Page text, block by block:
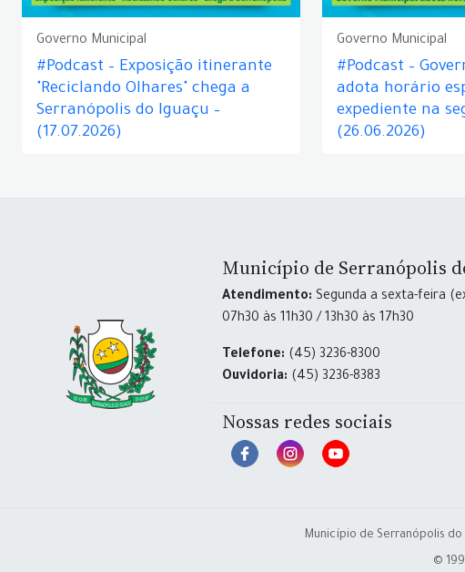
Governo Municipal
#Podcast – Exposição itinerante
"Reciclando Olhares" chega a
Serranópolis do Iguaçu –
(17.07.2026)
Governo Municipal
#Podcast –
adota horário
expediente na
(26.06.2026)
Município de Serranópolis
Atendimento: Segunda a sexta-feira
07h30 às 11h30 / 13h30 às 17h30
Telefone: (45) 3236-8300
Ouvidoria: (45) 3236-8383
Nossas redes sociais
Município de Serranópolis do
©